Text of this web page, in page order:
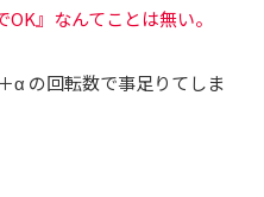
』なんてことは無い。
α の回転数で事足りてしま